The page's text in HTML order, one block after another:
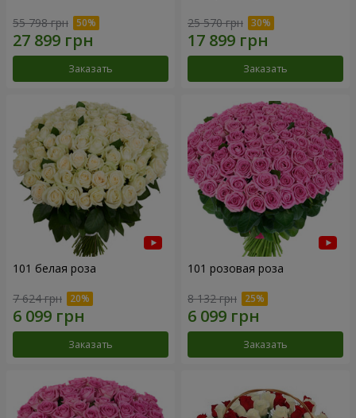
55 798 грн
Заказать
25 570 грн
Заказать
101 белая роза
7 624 грн
Заказать
101 розовая роза
8 132 грн
Заказать